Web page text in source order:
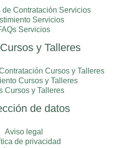
Contratación Servicios
Servicios
Servicios
y Talleres
Cursos y Talleres
Cursos y Talleres
Cursos y Talleres
de datos
Aviso legal
de privacidad